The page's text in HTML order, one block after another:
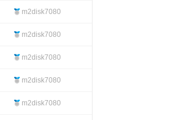
m2disk7080
m2disk7080
m2disk7080
m2disk7080
m2disk7080